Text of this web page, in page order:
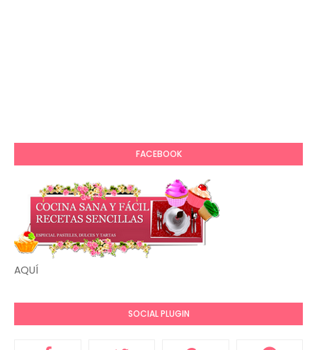
FACEBOOK
AQUÍ
SOCIAL PLUGIN